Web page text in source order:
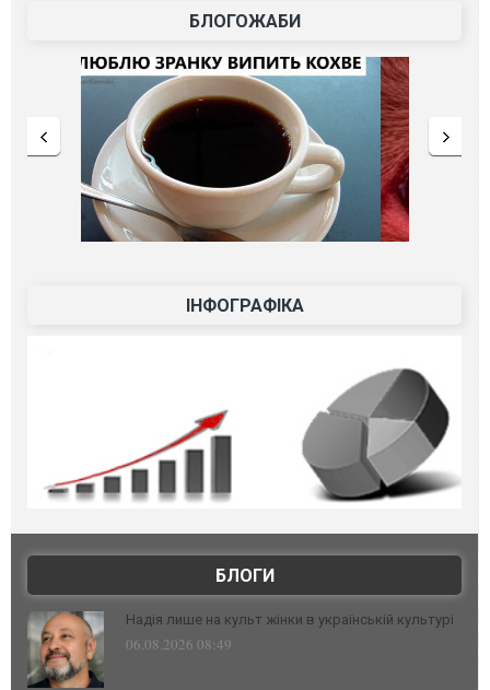
БЛОГОЖАБИ
ІНФОГРАФІКА
БЛОГИ
Надія лише на культ жінки в українській культурі
06.08.2026 08:49